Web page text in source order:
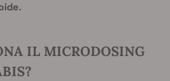
IL MICRODOSING